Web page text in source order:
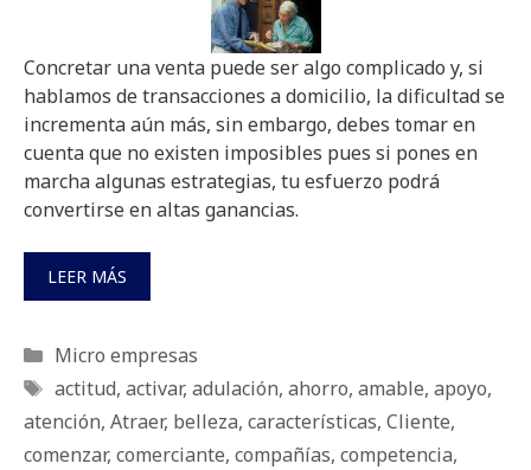
Concretar una venta puede ser algo complicado y, si
hablamos de transacciones a domicilio, la dificultad se
incrementa aún más, sin embargo, debes tomar en
cuenta que no existen imposibles pues si pones en
marcha algunas estrategias, tu esfuerzo podrá
convertirse en altas ganancias.
LEER MÁS
Categorías
Micro empresas
Etiquetas
actitud, activar, adulación, ahorro, amable, apoyo,
atención, Atraer, belleza, características, Cliente,
comenzar, comerciante, compañías, competencia,